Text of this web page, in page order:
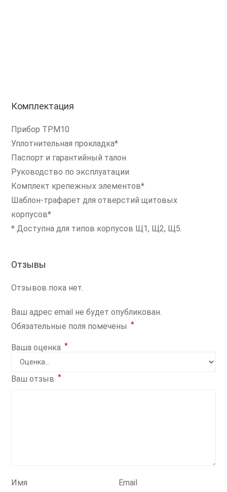
Комплектация
Прибор ТРМ10
Уплотнительная прокладка*
Паспорт и гарантийный талон
Руководство по эксплуатации
Комплект крепежных элементов*
Шаблон-трафарет для отверстий щитовых
корпусов*
* Доступна для типов корпусов Щ1, Щ2, Щ5.
Отзывы
Отзывов пока нет.
Ваш адрес email не будет опубликован.
Обязательные поля помечены *
Ваша оценка *
Ваш отзыв *
Имя Email